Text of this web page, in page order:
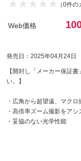
（0件
Web価格
発売日：2025年04月24日
【開封し「メーカー保証
い。】
・広角から超望遠、マク
・高倍率ズーム撮影をア
・妥協のない光学性能